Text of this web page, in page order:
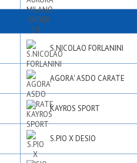
S.NICOLAO FORLANINI
AGORA' ASDO CARATE
KAYROS SPORT
S.PIO X DESIO